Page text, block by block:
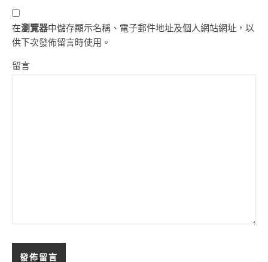
在瀏覽器中儲存顯示名稱、電子郵件地址及個人網站網址，以
供下次發佈留言時使用。
留言